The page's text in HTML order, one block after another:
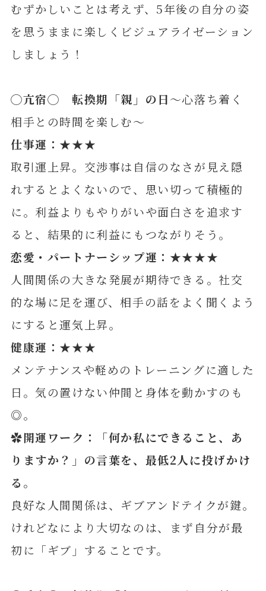
むずかしいことは考えず、5年後の自分の姿
を思うままに楽しくビジュアライゼーション
しましょう！
◯亢宿◯ 転換期「親」の日～心落ち着く
相手との時間を楽しむ～
仕事運：★★★
取引運上昇。交渉事は自信のなさが見え隠
れするとよくないので、思い切って積極的
に。利益よりもやりがいや面白さを追求す
ると、結果的に利益にもつながりそう。
恋愛・パートナーシップ運：★★★★
人間関係の大きな発展が期待できる。社交
的な場に足を運び、相手の話をよく聞くよう
にすると運気上昇。
健康運：★★★
メンテナンスや軽めのトレーニングに適した
日。気の置けない仲間と身体を動かすのも
◎。
✿開運ワーク：「何か私にできること、あ
りますか？」の言葉を、最低2人に投げかけ
る。
良好な人間関係は、ギブアンドテイクが鍵。
けれどなにより大切なのは、まず自分が最
初に「ギブ」することです。